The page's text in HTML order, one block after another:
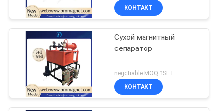
КОНТАКТ
Сухой магнитный
сепаратор
negotiable MOQ:1SET
КОНТАКТ